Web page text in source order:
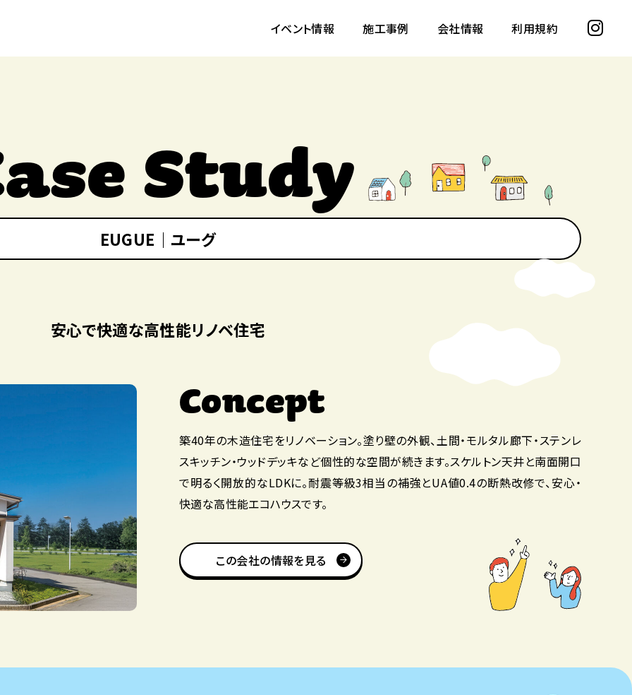
イベント情報 施工事例 会社情報 利用規約
Study
EUGUE｜ユーグ
安心で快適な高性能リノベ住宅
Concept
築40年の木造住宅をリノベーション。塗り壁の外観、土間・モルタル廊下・ステンレ
スキッチン・ウッドデッキなど個性的な空間が続きます。スケルトン天井と南面開口
で明るく開放的なLDKに。耐震等級3相当の補強とUA値0.4の断熱改修で、安心・
快適な高性能エコハウスです。
この会社の情報を見る